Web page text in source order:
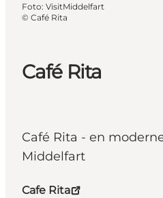
Café Rita
Café Rita - en
Middelfart
Cafe Rita
Foto: VisitMiddelfart
© Café Rita